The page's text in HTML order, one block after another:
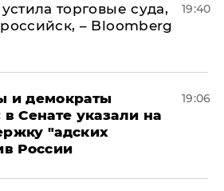
торговые суда,
– Bloomberg
19:40
и демократы
Сенате указали на
"адских
России
19:06